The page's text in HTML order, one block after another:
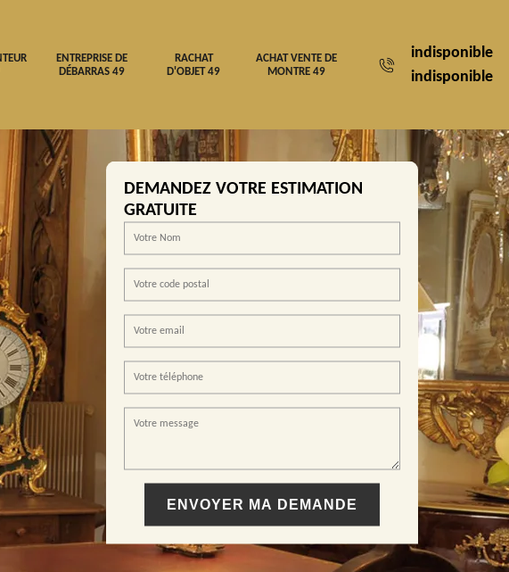
ENTREPRISE DE
DÉBARRAS 49
RACHAT
D'OBJET 49
ACHAT VENTE DE
MONTRE 49
indisponible
indisponible
DEMANDEZ VOTRE ESTIMATION
GRATUITE